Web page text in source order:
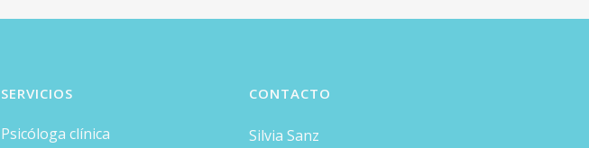
SERVICIOS
Psicóloga clínica
CONTACTO
Silvia Sanz